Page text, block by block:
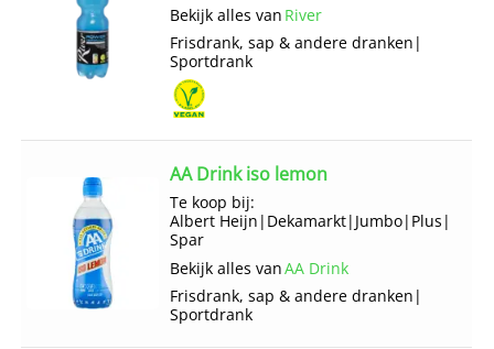
Bekijk alles van River
Frisdrank, sap & andere dranken |
Sportdrank
AA Drink iso lemon
Te koop bij:
Albert Heijn | Dekamarkt| Jumbo| Plus |
Spar
Bekijk alles vanAA Drink
Frisdrank, sap & andere dranken |
Sportdrank